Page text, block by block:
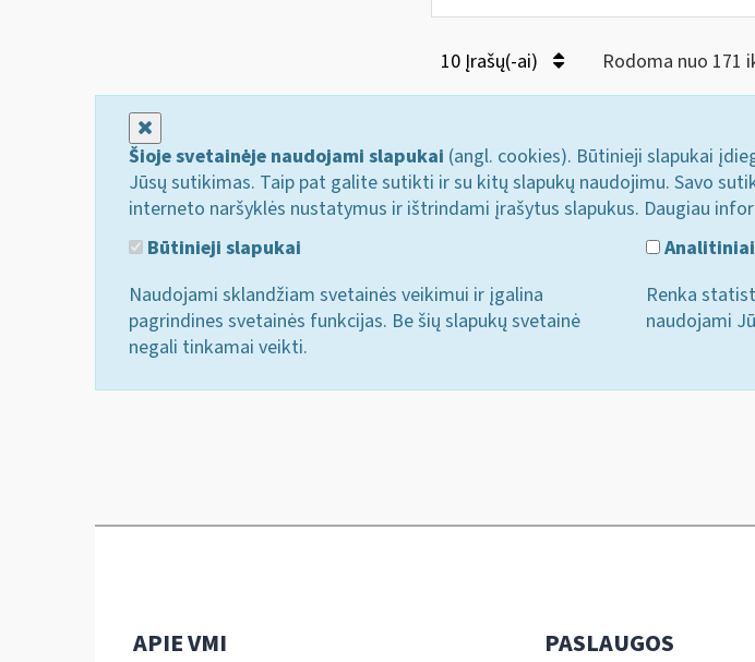
10 Įrašų(-ai) Rodoma nuo 171
Šioje svetainėje naudojami slapukai (angl. cookies). Būtinieji slapukai
Jūsų sutikimas. Taip pat galite sutikti ir su kitų slapukų naudojimu. Savo
interneto naršyklės nustatymus ir ištrindami įrašytus slapukus. Daugiau
Būtinieji slapukai
Naudojami sklandžiam svetainės veikimui ir įgalina
pagrindines svetainės funkcijas. Be šių slapukų svetainė
negali tinkamai veikti.
Renka
naudojami
APIE VMI PASLAUGOS